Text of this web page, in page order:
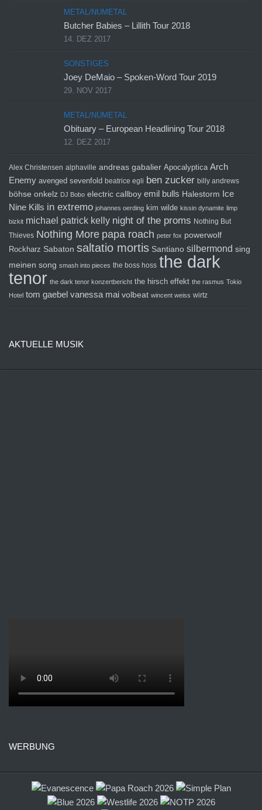
METAL/NUMETAL
Butcher Babies – Lillith Tour 2018
14. DEZ 2017
SONSTIGES
Joey DeMaio – Spoken-Word Tour 2019
29. NOV 2017
METAL/NUMETAL
Obituary – European Headlining Tour 2018
12. DEZ 2017
Alex Christensen alphaville andreas gabalier Apocalyptica Arch
Enemy avenged sevenfold beatrice egli ben zucker billy andrews
böhse onkelz DJ Bobo electric callboy emil bulls Halestorm Ice
Nine Kills in extremo johannes oerding kim wilde kissin dynamite limp
bizkit michael patrick kelly night of the proms Nothing But
Thieves Nothing More papa roach peter fox powerwolf
Rockharz Sabaton saltatio mortis Santiano silbermond sing
meinen song smash into pieces the boss hoss the dark
tenor the dark tenor konzertbericht the hirsch effekt the rasmus Tokio
Hotel tom gaebel vanessa mai volbeat wincent weiss wirtz
AKTUELLE MUSIK
WERBUNG